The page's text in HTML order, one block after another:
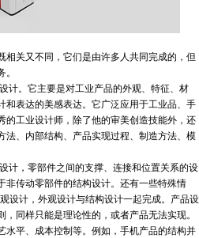
关又不同，它们是由许多人共同完成的，但
。它主要是对工业产品的外观、特征、材
和表达的美感表达。它广泛应用于工业品、手
的工业设计师，除了他的审美创造技能外，还
法、内部结构、产品实现过程、制造方法、模
，零部件之间的支撑、连接和位置关系的设
非传动零部件的结构设计。还有一些特殊情
设计，外观设计与结构设计一起完成。产品设
同样只能是理论性的，或者产品无法实现。
水平、成本控制等。例如，手机产品的结构并